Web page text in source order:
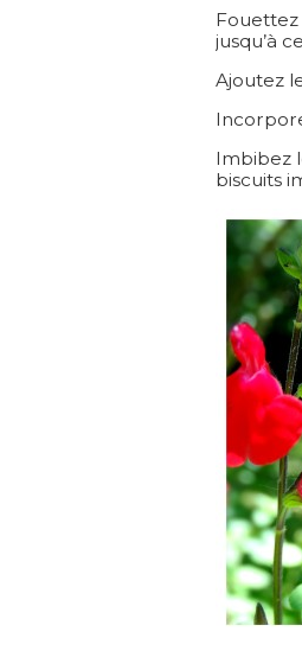
jusqu’à
Ajoutez
Imbibez
biscuits